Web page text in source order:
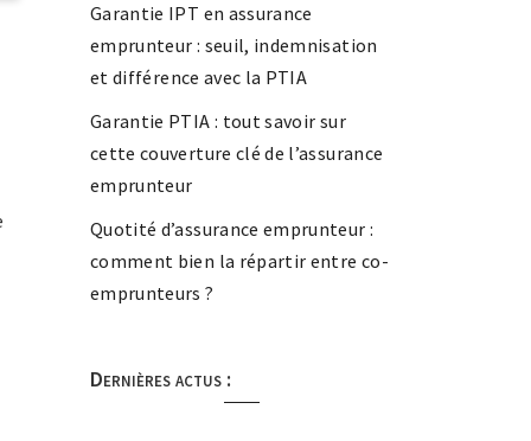
Garantie IPT en assurance
emprunteur : seuil, indemnisation
et différence avec la PTIA
Garantie PTIA : tout savoir sur
cette couverture clé de l’assurance
emprunteur
Quotité d’assurance emprunteur :
comment bien la répartir entre co-
emprunteurs ?
Dernières actus :